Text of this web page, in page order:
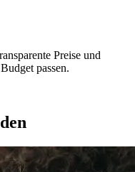
Preise und
passen.